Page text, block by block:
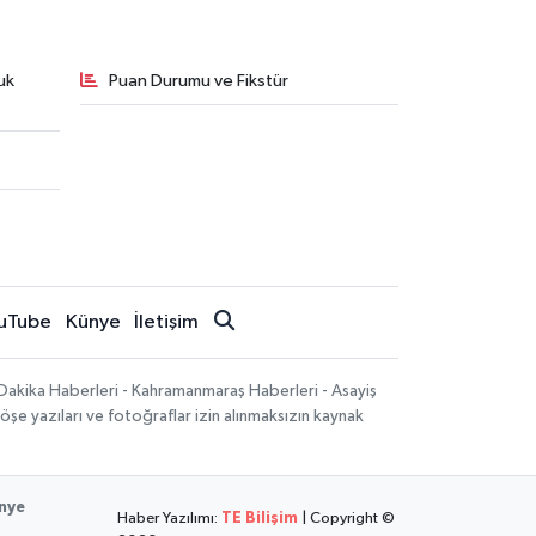
Puan Durumu ve Fikstür
Künye İletişim
Haberleri - Kahramanmaraş Haberleri - Asayiş
yazıları ve fotoğraflar izin alınmaksızın kaynak
Haber Yazılımı: TE Bilişim
| Copyright ©